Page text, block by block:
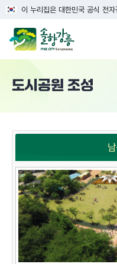
이 누리집은 대한민국 공식 전
도시공원 조성